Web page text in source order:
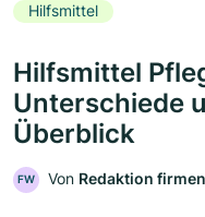
Hilfsmittel
Hilfsmittel
Unterschiede
Überblick
FW Von Redaktion